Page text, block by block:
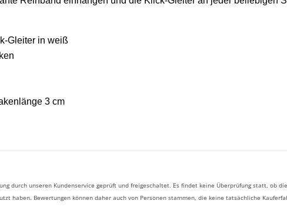
Gleiter in weiß
3 cm
durch unseren Kundenservice geprüft und freigeschaltet. Es findet keine Überprüfung statt, ob
haben. Bewertungen können daher auch von Personen stammen, die keine tatsächliche